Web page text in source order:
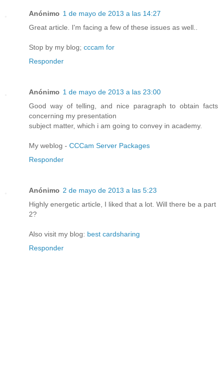
Anónimo 1 de mayo de 2013 a las 14:27
Great article. I'm facing a few of these issues as well..
Stop by my blog; cccam for
Responder
Anónimo 1 de mayo de 2013 a las 23:00
Good way of telling, and nice paragraph to obtain facts
concerning my presentation
subject matter, which i am going to convey in academy.
My weblog - CCCam Server Packages
Responder
Anónimo 2 de mayo de 2013 a las 5:23
Highly energetic article, I liked that a lot. Will there be a part
2?
Also visit my blog: best cardsharing
Responder